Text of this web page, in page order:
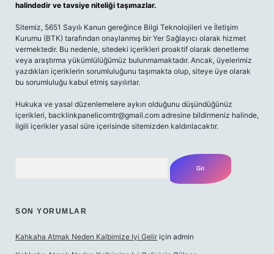
halindedir ve tavsiye niteliği taşımazlar.
Sitemiz, 5651 Sayılı Kanun gereğince Bilgi Teknolojileri ve İletişim
Kurumu (BTK) tarafından onaylanmış bir Yer Sağlayıcı olarak hizmet
vermektedir. Bu nedenle, sitedeki içerikleri proaktif olarak denetleme
veya araştırma yükümlülüğümüz bulunmamaktadır. Ancak, üyelerimiz
yazdıkları içeriklerin sorumluluğunu taşımakta olup, siteye üye olarak
bu sorumluluğu kabul etmiş sayılırlar.
Hukuka ve yasal düzenlemelere aykırı olduğunu düşündüğünüz
içerikleri, backlinkpanelicomtr@gmail.com adresine bildirmeniz halinde,
ilgili içerikler yasal süre içerisinde sitemizden kaldırılacaktır.
SON YORUMLAR
Kahkaha Atmak Neden Kalbimize Iyi Gelir için admin